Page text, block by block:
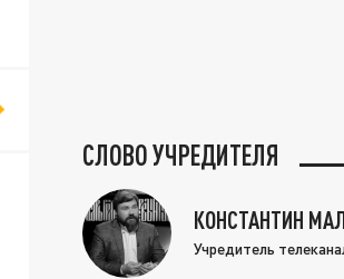
СЛОВО УЧРЕДИТЕЛЯ
КОНСТАНТИН
Учредитель